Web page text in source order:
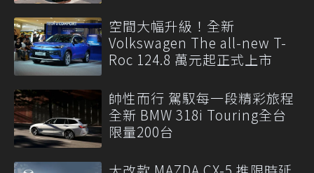
空間大幅升級！全新
Volkswagen The all-new T-
Roc 124.8 萬元起正式上市
帥性而行 駕馭每一段精彩旅程
全新 BMW 318i Touring全台
限量200台